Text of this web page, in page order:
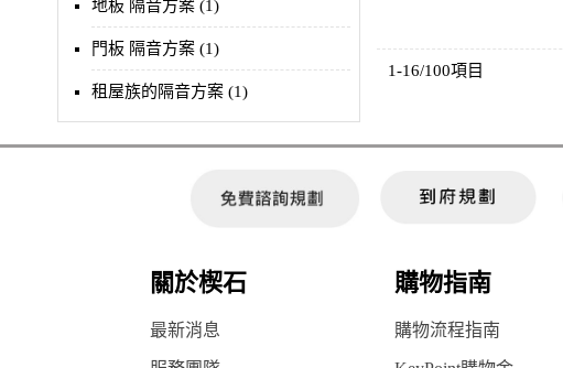
地板 隔音方案 (1)
門板 隔音方案 (1)
租屋族的隔音方案 (1)
1-16/100項目
關於楔石 購物指南
最新消息 購物流程指南